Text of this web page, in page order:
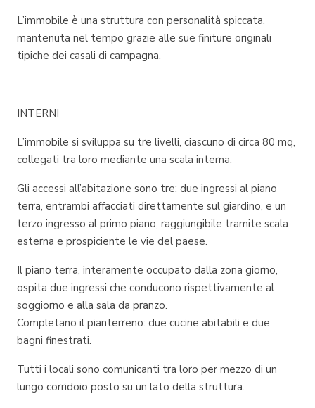
L’immobile è una struttura con personalità spiccata,
mantenuta nel tempo grazie alle sue finiture originali
tipiche dei casali di campagna.
INTERNI
L’immobile si sviluppa su tre livelli, ciascuno di circa 80 mq,
collegati tra loro mediante una scala interna.
Gli accessi all’abitazione sono tre: due ingressi al piano
terra, entrambi affacciati direttamente sul giardino, e un
terzo ingresso al primo piano, raggiungibile tramite scala
esterna e prospiciente le vie del paese.
Il piano terra, interamente occupato dalla zona giorno,
ospita due ingressi che conducono rispettivamente al
soggiorno e alla sala da pranzo.
Completano il pianterreno: due cucine abitabili e due
bagni finestrati.
Tutti i locali sono comunicanti tra loro per mezzo di un
lungo corridoio posto su un lato della struttura.